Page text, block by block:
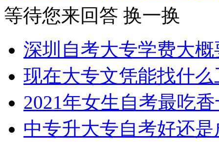
等待您来回答 换一换
深圳自考大专学费大
现在大专文凭能找什
2021年女生自考最吃
中专升大专自考好还